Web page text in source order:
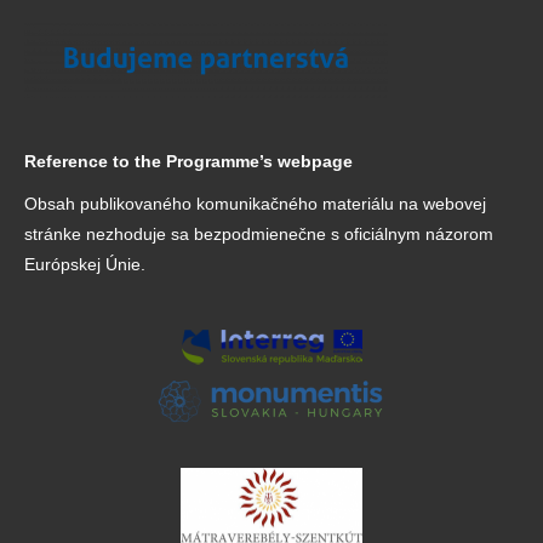
Reference to the Programme’s webpage
Obsah publikovaného komunikačného materiálu na webovej
stránke nezhoduje sa bezpodmienečne s oficiálnym názorom
Európskej Únie.